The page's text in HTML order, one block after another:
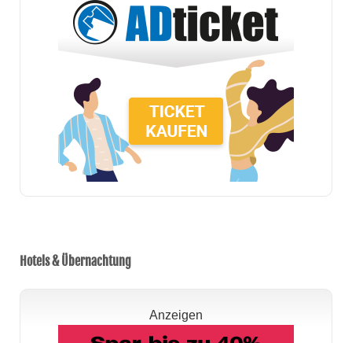
Hotels & Übernachtung
Anzeigen